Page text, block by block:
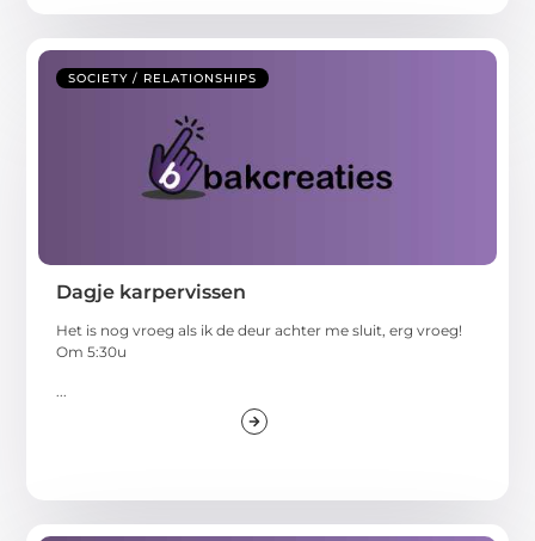
SOCIETY / RELATIONSHIPS
Dagje karpervissen
Het is nog vroeg als ik de deur achter me sluit, erg vroeg!
Om 5:30u